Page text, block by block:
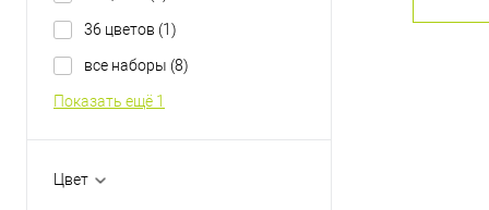
36 цветов (1)
все наборы (8)
Показать ещё 1
Цвет